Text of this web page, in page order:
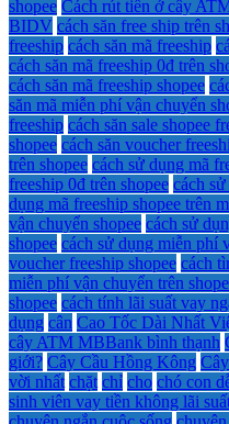
shopee Cách rút tiền ở cây
BIDV cách săn free ship trên
freeship cách săn mã freeship
cách săn mã freeship 0đ trên
cách săn mã freeship shopee
săn mã miễn phí vận chuyển
freeship cách săn sale shopee
shopee cách săn voucher
trên shopee cách sử dụng mã
freeship 0đ trên shopee cách
dụng mã freeship shopee trên
vận chuyển shopee cách sử
shopee cách sử dụng miễn phí
voucher freeship shopee cách
miễn phí vận chuyển trên
shopee cách tính lãi suất vay
dụng cân Cao Tốc Dài Nhất
cây ATM MBBank bình thạnh
giới? Cây Cầu Hồng Kông
vời nhất chặt chỉ cho chó con
sinh viên vay tiền không lãi